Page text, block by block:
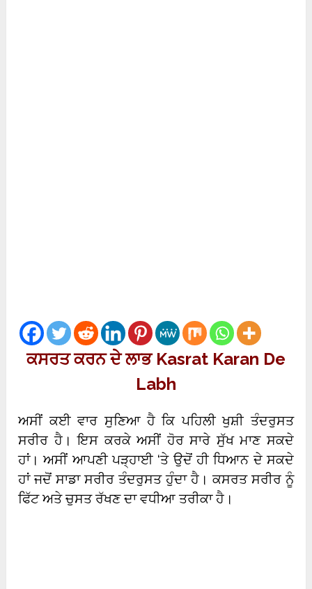
ਕਸਰਤ ਕਰਨ ਦੇ ਲਾਭ Kasrat Karan De
Labh
ਅਸੀਂ ਕਈ ਵਾਰ ਸੁਣਿਆ ਹੈ ਕਿ ਪਹਿਲੀ ਖੁਸ਼ੀ ਤੰਦਰੁਸਤ
ਸਰੀਰ ਹੈ। ਇਸ ਕਰਕੇ ਅਸੀਂ ਹੋਰ ਸਾਰੇ ਸੁੱਖ ਮਾਣ ਸਕਦੇ
ਹਾਂ। ਅਸੀਂ ਆਪਣੀ ਪੜ੍ਹਾਈ ‘ਤੇ ਉਦੋਂ ਹੀ ਧਿਆਨ ਦੇ ਸਕਦੇ
ਹਾਂ ਜਦੋਂ ਸਾਡਾ ਸਰੀਰ ਤੰਦਰੁਸਤ ਹੁੰਦਾ ਹੈ। ਕਸਰਤ ਸਰੀਰ ਨੂੰ
ਫਿੱਟ ਅਤੇ ਚੁਸਤ ਰੱਖਣ ਦਾ ਵਧੀਆ ਤਰੀਕਾ ਹੈ।